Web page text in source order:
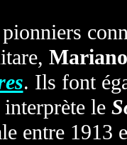
. Ils font
le
entre 1913